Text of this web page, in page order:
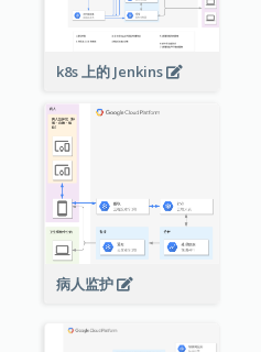
k8s 上的 Jenkins
病人监护